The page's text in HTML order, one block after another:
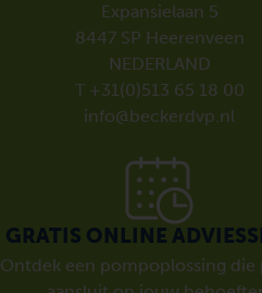
Expansielaan 5
8447 SP Heerenveen
NEDERLAND
T +31(0)513 65 18 00
info@beckerdvp.nl
GRATIS ONLINE
Ontdek een pompoplossing die